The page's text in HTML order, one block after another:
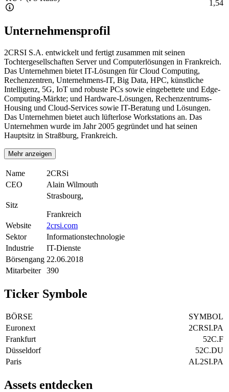
1,54
Unternehmensprofil
2CRSI S.A. entwickelt und fertigt zusammen mit seinen
Tochtergesellschaften Server und Computerlösungen in Frankreich.
Das Unternehmen bietet IT-Lösungen für Cloud Computing,
Rechenzentren, Unternehmens-IT, Big Data, HPC, künstliche
Intelligenz, 5G, IoT und robuste PCs sowie eingebettete und Edge-
Computing-Märkte; und Hardware-Lösungen, Rechenzentrums-
Housing und Cloud-Services sowie IT-Beratung und Lösungen.
Das Unternehmen bietet auch lüfterlose Workstations an. Das
Unternehmen wurde im Jahr 2005 gegründet und hat seinen
Hauptsitz in Straßburg, Frankreich.
Mehr anzeigen
Name
2CRSi
CEO
Alain Wilmouth
Sitz
Strasbourg,
Frankreich
Website
2crsi.com
Sektor
Informationstechnologie
Industrie
IT-Dienste
Börsengang 22.06.2018
Mitarbeiter
390
Ticker Symbole
BÖRSE
SYMBOL
Euronext
2CRSI.PA
Frankfurt
52C.F
Düsseldorf
52C.DU
Paris
AL2SI.PA
Assets entdecken